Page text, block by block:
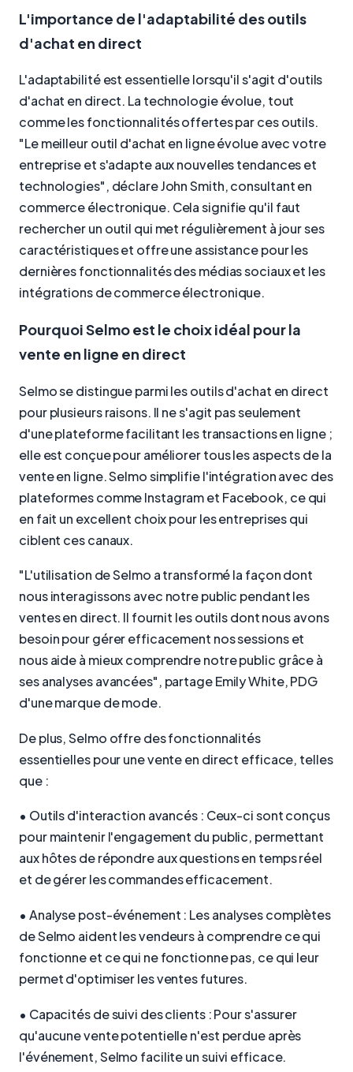
L'importance de l'adaptabilité des outils
d'achat en direct
L'adaptabilité est essentielle lorsqu'il s'agit d'outils
d'achat en direct. La technologie évolue, tout
comme les fonctionnalités offertes par ces outils.
"Le meilleur outil d'achat en ligne évolue avec votre
entreprise et s'adapte aux nouvelles tendances et
technologies", déclare John Smith, consultant en
commerce électronique. Cela signifie qu'il faut
rechercher un outil qui met régulièrement à jour ses
caractéristiques et offre une assistance pour les
dernières fonctionnalités des médias sociaux et les
intégrations de commerce électronique.
Pourquoi Selmo est le choix idéal pour la
vente en ligne en direct
Selmo se distingue parmi les outils d'achat en direct
pour plusieurs raisons. Il ne s'agit pas seulement
d'une plateforme facilitant les transactions en ligne ;
elle est conçue pour améliorer tous les aspects de la
vente en ligne. Selmo simplifie l'intégration avec des
plateformes comme Instagram et Facebook, ce qui
en fait un excellent choix pour les entreprises qui
ciblent ces canaux.
"L'utilisation de Selmo a transformé la façon dont
nous interagissons avec notre public pendant les
ventes en direct. Il fournit les outils dont nous avons
besoin pour gérer efficacement nos sessions et
nous aide à mieux comprendre notre public grâce à
ses analyses avancées", partage Emily White, PDG
d'une marque de mode.
De plus, Selmo offre des fonctionnalités
essentielles pour une vente en direct efficace, telles
que :
• Outils d'interaction avancés : Ceux-ci sont conçus
pour maintenir l'engagement du public, permettant
aux hôtes de répondre aux questions en temps réel
et de gérer les commandes efficacement.
• Analyse post-événement : Les analyses complètes
de Selmo aident les vendeurs à comprendre ce qui
fonctionne et ce qui ne fonctionne pas, ce qui leur
permet d'optimiser les ventes futures.
• Capacités de suivi des clients : Pour s'assurer
qu'aucune vente potentielle n'est perdue après
l'événement, Selmo facilite un suivi efficace.